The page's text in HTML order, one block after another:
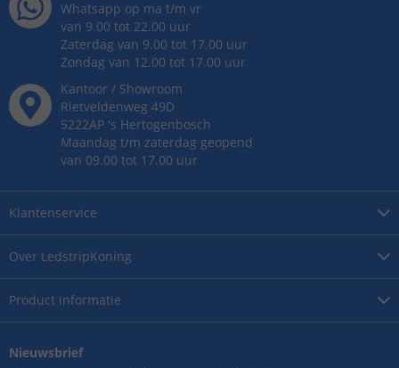
Over LedstripKoning
Product informatie
Klantenservice
Whatsapp op ma t/m vr
van 9.00 tot 22.00 uur
Zaterdag van 9.00 tot 17.00 uur
Zondag van 12.00 tot 17.00 uur
Kantoor / Showroom
Rietveldenweg 49D
5222AP 's Hertogenbosch
Maandag t/m zaterdag geopend
van 09.00 tot 17.00 uur
Nieuwsbrief